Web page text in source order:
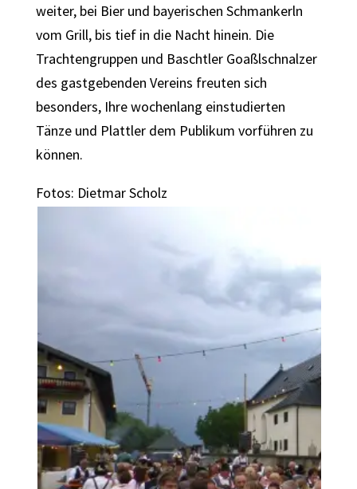
weiter, bei Bier und bayerischen Schmankerln
vom Grill, bis tief in die Nacht hinein. Die
Trachtengruppen und Baschtler Goaßlschnalzer
des gastgebenden Vereins freuten sich
besonders, Ihre wochenlang einstudierten
Tänze und Plattler dem Publikum vorführen zu
können.
Fotos: Dietmar Scholz